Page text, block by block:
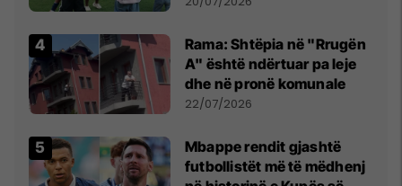
Rama: Shtëpia në "Rrugën
A" është ndërtuar pa leje
dhe në pronë komunale
22/07/2026
Mbappe rendit gjashtë
futbollistët më të mëdhenj